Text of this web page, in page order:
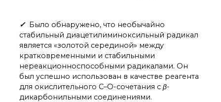
✓ Было обнаружено, что необычайно
стабильный диацетилиминоксильный радикал
является «золотой серединой» между
кратковременными и стабильными
нереакционноспособными радикалами. Он
был успешно использован в качестве реагента
для окислительного C–O-сочетания с β-
дикарбонильными соединениями.